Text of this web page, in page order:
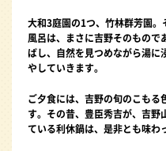
大和3庭園の1つ、竹林群芳園
風呂は、まさに吉野そのもの
ばし、自然を見つめながら湯に
やしていきます。
ご夕食には、吉野の旬のこもる
す。その昔、豊臣秀吉が、吉
ている利休鍋は、是非とも味わ